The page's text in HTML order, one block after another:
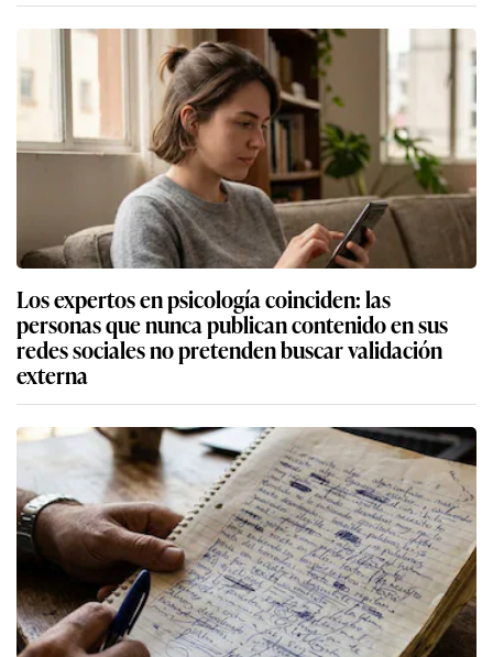
Los expertos en psicología coinciden: las
personas que nunca publican contenido en sus
redes sociales no pretenden buscar validación
externa